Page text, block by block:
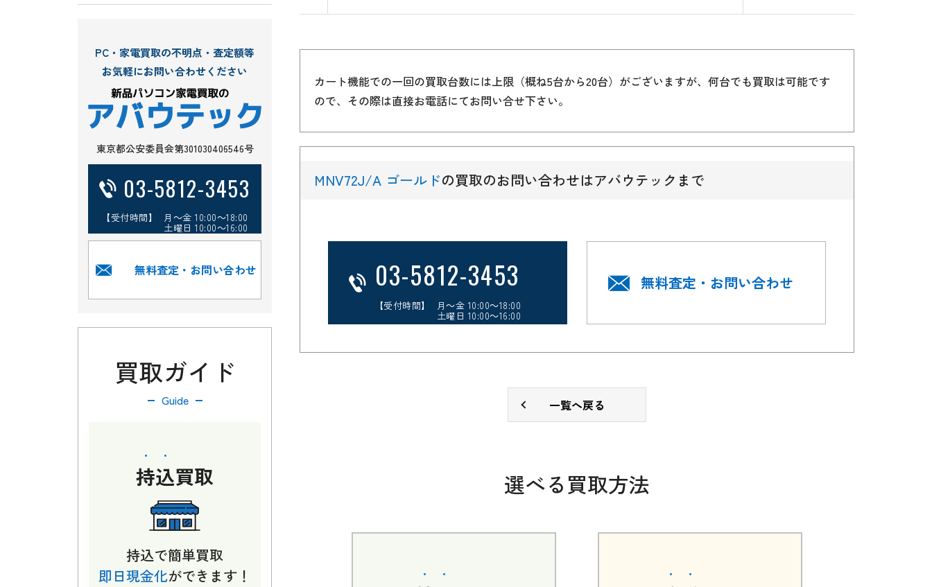
PC・家電買取の不明点・査定額等
お気軽にお問い合わせください
東京都公安委員会第301030406546号
03-5812-3453
【受付時間】 月～金 10:00～18:00
土曜日 10:00～16:00
無料査定・お問い合わせ
買取ガイド
Guide
持込買取
持込で簡単買取
即日現金化ができます！
カート機能での一回の買取台数には上限（概ね5台から20台）がございますが、何台でも買取は可能です
ので、その際は直接お電話にてお問い合せ下さい。
MNV72J/A ゴールドの買取のお問い合わせはアバウテックまで
03-5812-3453
【受付時間】 月～金 10:00～18:00
土曜日 10:00～16:00
無料査定・お問い合わせ
一覧へ戻る
選べる買取方法